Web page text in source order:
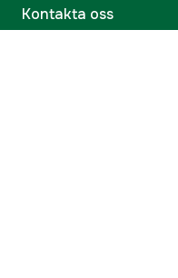
Kontakta oss